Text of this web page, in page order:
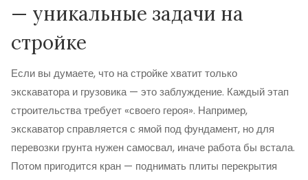
— уникальные задачи на
стройке
Если вы думаете, что на стройке хватит только
экскаватора и грузовика — это заблуждение. Каждый этап
строительства требует «своего героя». Например,
экскаватор справляется с ямой под фундамент, но для
перевозки грунта нужен самосвал, иначе работа бы встала.
Потом пригодится кран — поднимать плиты перекрытия